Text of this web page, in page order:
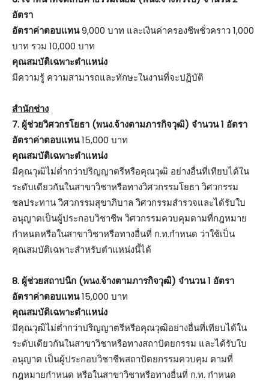
อัตรา
อัตราค่าตอบแทน9,000 บาท และเงินค่าครองชีพชั่วคราว 1,000
บาท รวม 10,000 บาท
คุณสมบัติเฉพาะตำแหน่ง
มีความรู้ ความสามารถและทักษะในงานที่จะปฏิบัติ
สำนักช่าง
7. ผู้ช่วยวิศวกรโยธา (พนง.จ้างตามภารกิจวุฒิ) จำนวน 1 อัตรา
อัตราค่าตอบแทน15,000 บาท
คุณสมบัติเฉพาะตำแหน่ง
มีคุณวุฒิไม่ต่ำกว่าปริญญาตรีหรือคุณวุฒิ อย่างอื่นที่เทียบได้ใน
ระดับเดียวกันในสาขาวิชาหรือทางวิศวกรรมโยธา วิศวกรรม
ชลประทาน วิศวกรรมสุขาภิบาล วิศวกรรมสำรวจและได้รับใบ
อนุญาตเป็นผู้ประกอบวิชาชีพ วิศวกรรมควบคุมตามที่กฎหมาย
กำหนดหรือในสาขาวิชาหรือทางอื่นที่ ก.ท.กำหนด ว่าใช้เป็น
คุณสมบัติเฉพาะสำหรับตำแหน่งนี้ได้
8. ผู้ช่วยสถาปนิก (พนง.จ้างตามภารกิจวุฒิ) จำนวน 1 อัตรา
อัตราค่าตอบแทน15,000 บาท
คุณสมบัติเฉพาะตำแหน่ง
มีคุณวุฒิไม่ต่ำกว่าปริญญาตรีหรือคุณวุฒิอย่างอื่นที่เทียบได้ใน
ระดับเดียวกันในสาขาวิชาหรือทางสถาปัตยกรรม และได้รับใบ
อนุญาต เป็นผู้ประกอบวิชาชีพสถาปัตยกรรมควบคุม ตามที่
กฎหมายกำหนด หรือในสาขาวิชาหรือทางอื่นที่ ก.ท. กำหนด